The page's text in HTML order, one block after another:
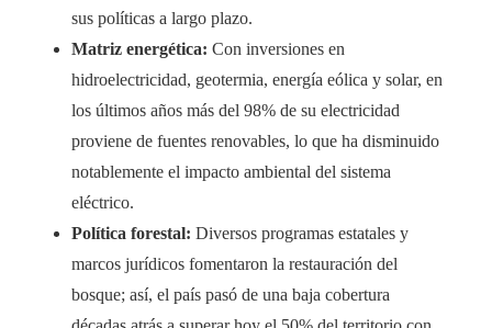
sus políticas a largo plazo.
Matriz energética: Con inversiones en
hidroelectricidad, geotermia, energía eólica y solar, en
los últimos años más del 98% de su electricidad
proviene de fuentes renovables, lo que ha disminuido
notablemente el impacto ambiental del sistema
eléctrico.
Política forestal: Diversos programas estatales y
marcos jurídicos fomentaron la restauración del
bosque; así, el país pasó de una baja cobertura